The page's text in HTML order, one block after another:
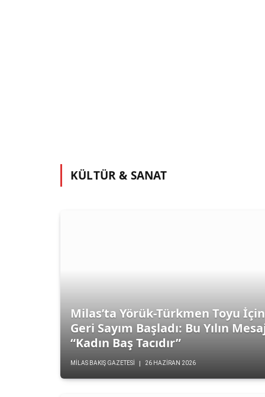
Çomakdağ’da Kültür
1 HAZIRAN 2026
KÜLTÜR & SANAT
Milas’ta Yörük-Türkmen Toyu İçin
Geri Sayım Başladı: Bu Yılın
“Kadın Baş Tacıdır”
MILAS BAKIŞ GAZETESI 26 HAZIRAN 2026